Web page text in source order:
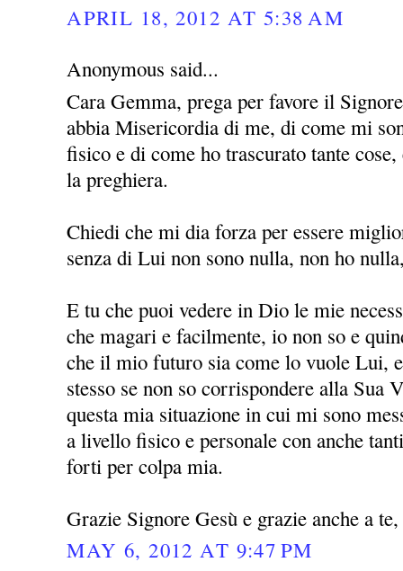
APRIL 18, 2012 AT 5:38 AM
Anonymous said...
Cara Gemma, prega per favore il
abbia Misericordia di me, di come mi
fisico e di come ho trascurato tante
la preghiera.
Chiedi che mi dia forza per essere
senza di Lui non sono nulla, non ho
E tu che puoi vedere in Dio le mie
che magari e facilmente, io non so e
che il mio futuro sia come lo vuole Lui,
stesso se non so corrispondere alla Sua
questa mia situazione in cui mi sono
a livello fisico e personale con anche
forti per colpa mia.
Grazie Signore Gesù e grazie anche a
MAY 6, 2012 AT 9:47 PM